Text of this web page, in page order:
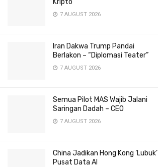
Kripto
7 AUGUST 2026
Iran Dakwa Trump Pandai
Berlakon – “Diplomasi Teater”
7 AUGUST 2026
Semua Pilot MAS Wajib Jalani
Saringan Dadah – CEO
7 AUGUST 2026
China Jadikan Hong Kong ‘Lubuk’
Pusat Data AI